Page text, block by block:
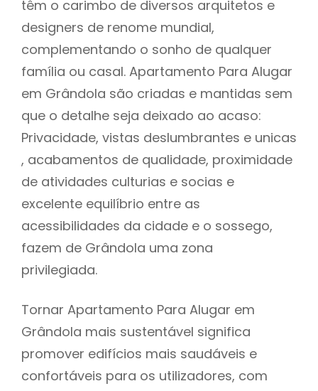
têm o carimbo de diversos arquitetos e
designers de renome mundial,
complementando o sonho de qualquer
família ou casal. Apartamento Para Alugar
em Grândola são criadas e mantidas sem
que o detalhe seja deixado ao acaso:
Privacidade, vistas deslumbrantes e unicas
, acabamentos de qualidade, proximidade
de atividades culturias e socias e
excelente equilíbrio entre as
acessibilidades da cidade e o sossego,
fazem de Grândola uma zona
privilegiada.
Tornar Apartamento Para Alugar em
Grândola mais sustentável significa
promover edifícios mais saudáveis e
confortáveis para os utilizadores, com